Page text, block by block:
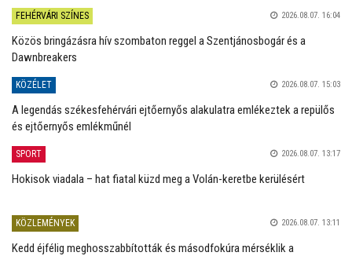
FEHÉRVÁRI SZÍNES 2026.08.07. 16:04
Közös bringázásra hív szombaton reggel a Szentjánosbogár és a
Dawnbreakers
KÖZÉLET 2026.08.07. 15:03
A legendás székesfehérvári ejtőernyős alakulatra emlékeztek a repülős
és ejtőernyős emlékműnél
SPORT 2026.08.07. 13:17
Hokisok viadala – hat fiatal küzd meg a Volán-keretbe kerülésért
KÖZLEMÉNYEK 2026.08.07. 13:11
Kedd éjfélig meghosszabbították és másodfokúra mérséklik a